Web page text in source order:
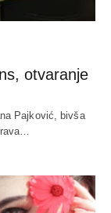
otvaranje
Pajković, bivša